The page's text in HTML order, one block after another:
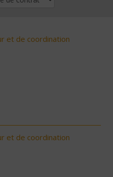
et de coordination
et de coordination